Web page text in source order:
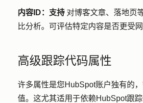
内容ID：支持 对博客文章、落地页
比分析。可评估特定内容是否更受网
高级跟踪代码属性
许多属性是您HubSpot账户独有的
值。这尤其适用于依赖HubSpot跟踪